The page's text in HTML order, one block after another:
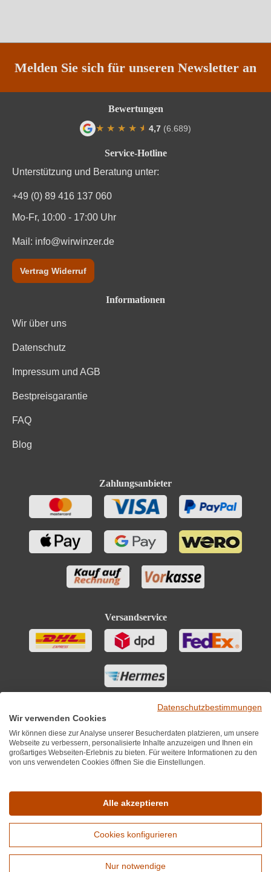
Restzucker in g/L
Säuregehalt in g/L 6,5 g/L
Weinart
Melden Sie sich für unseren Newsletter an
Service-Hotline
Unterstützung und Beratung unter:
+49 (0) 89 416 137 060
Mo-Fr, 10:00 - 17:00 Uhr
Mail: info@wirwinzer.de
Vertrag Widerruf
Informationen
Wir über uns
Datenschutz
Impressum und AGB
Bestpreisgarantie
FAQ
Blog
Zahlungsanbieter
Versandservice
Bewertungen
★ ★ ★ ★ ★
★ 4,7 (6.689)
*Alle Preise inkl. MwST zzgl. 5,90€ Versandkosten je Winzer.
Versandkostenfrei ab 12 Flaschen je Winzer.
Datenschutzbestimmungen
Wir verwenden Cookies
Wir können diese zur Analyse unserer Besucherdaten platzieren, um unsere
Webseite zu verbessern, personalisierte Inhalte anzuzeigen und Ihnen ein
großartiges Webseiten-Erlebnis zu bieten. Für weitere Informationen zu den
von uns verwendeten Cookies öffnen Sie die Einstellungen.
Alle akzeptieren
Cookies konfigurieren
Nur notwendige